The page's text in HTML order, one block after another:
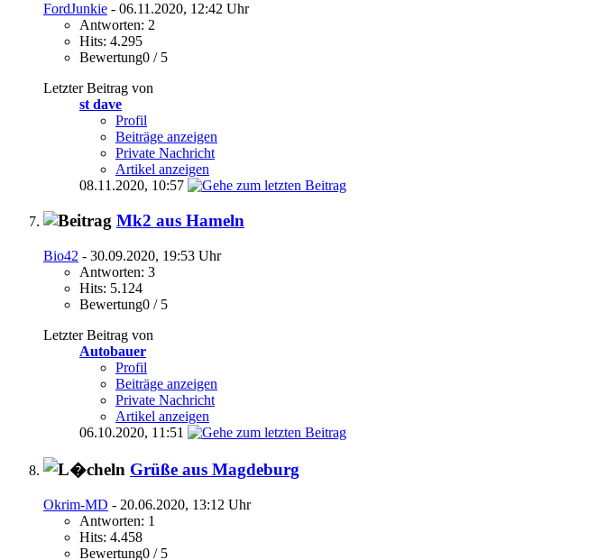
FordJunkie - 06.11.2020, 12:42 Uhr
Antworten: 2
Hits: 4.295
Bewertung0 / 5
Letzter Beitrag von
st dave
Profil
Beiträge anzeigen
Private Nachricht
Artikel anzeigen
08.11.2020, 10:57
Mk2 aus Hameln
Bio42 - 30.09.2020, 19:53 Uhr
Antworten: 3
Hits: 5.124
Bewertung0 / 5
Letzter Beitrag von
Autobauer
Profil
Beiträge anzeigen
Private Nachricht
Artikel anzeigen
06.10.2020, 11:51
Grüße aus Magdeburg
Okrim-MD - 20.06.2020, 13:12 Uhr
Antworten: 1
Hits: 4.458
Bewertung0 / 5